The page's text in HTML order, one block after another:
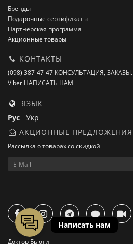
Бренды
Подарочные сертификаты
Партнёрская программа
Акционные товары
КОНТАКТЫ
(098) 387-47-47 КОНСУЛЬТАЦИЯ, ЗАКАЗЫ.
Viber НАПИСАТЬ НАМ
ЯЗЫК
Рус Укр
АКЦИОННЫЕ ПРЕДЛОЖЕНИЯ
Рассылка о товарах со скидкой
Доктор Бьюти